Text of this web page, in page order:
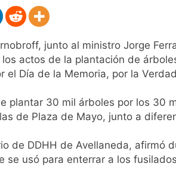
La Libertad Avanza consiguió la
10 Horas Atrás
11 Horas Atrás
La Diócesis de Quilmes celebra la
11 Horas Atrás
La Línea 148 pasó a ser operada
La Municipalidad de Quilmes
12 Horas Atrás
Transporte: un asistente virtual
junto al ministro Jorge
actos de la plantación de
el Día de la Memoria, por la
plantar 30 mil árboles por los 30
de Plaza de Mayo, junto a
de DDHH de Avellaneda, afirmó
se usó para enterrar a los